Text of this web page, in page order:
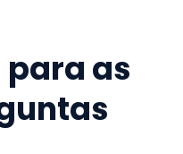
para as